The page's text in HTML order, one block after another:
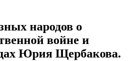
народов о
войне и
Юрия Щербакова.